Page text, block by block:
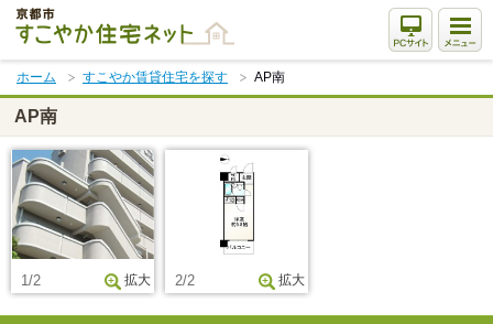
本
文
ま
で
ス
キ
ッ
プ
ホーム すこやか賃貸住宅を探す AP南
AP南
1/2 拡大 2/2 拡大